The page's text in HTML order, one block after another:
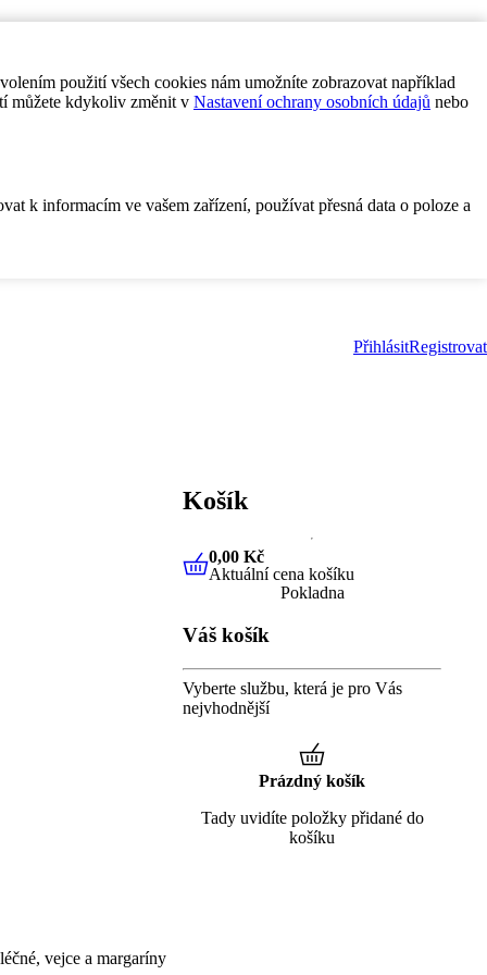
použití všech cookies nám umožníte zobrazovat například
můžete kdykoliv změnit v Nastavení ochrany osobních údajů nebo
k informacím ve vašem zařízení, používat přesná data o poloze a
PřihlásitRegistrovat
vejce a margaríny
Košík
0,00 KčAktuální cena košíku
0,00 Kč
Aktuální cena košíku
Pokladna
Váš košík
Vyberte službu, která je pro Vás
nejvhodnější
Prázdný košík
Tady uvidíte položky přidané do
košíku